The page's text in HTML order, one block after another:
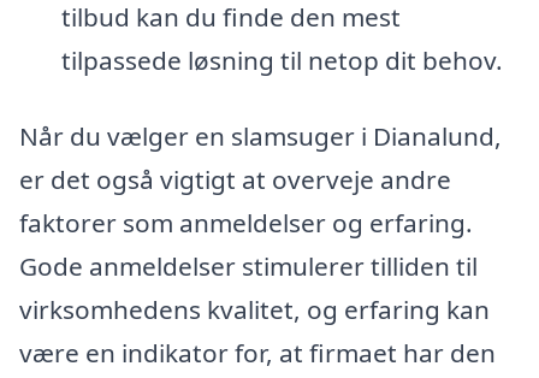
tilbud kan du finde den mest
tilpassede løsning til netop dit behov.
Når du vælger en slamsuger i Dianalund,
er det også vigtigt at overveje andre
faktorer som anmeldelser og erfaring.
Gode anmeldelser stimulerer tilliden til
virksomhedens kvalitet, og erfaring kan
være en indikator for, at firmaet har den